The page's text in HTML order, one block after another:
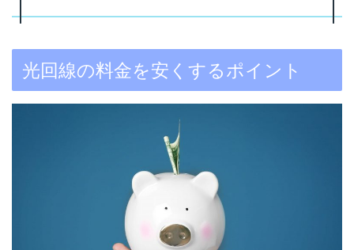
光回線の料金を安くするポイント